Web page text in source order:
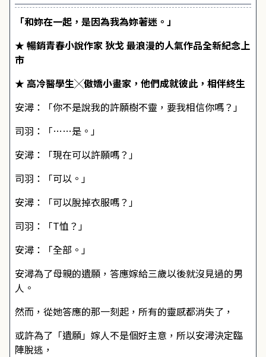
「和妳在一起，是因為我為妳著迷。」
★ 暢銷青春小說作家 狄戈 最浪漫的人氣作品全新紀念上
市
★ 高冷醫學生╳傲嬌小畫家，他們成就彼此，相伴終生
安潯：「你不是說我的許願樹不靈，要我相信你嗎？」
司羽：「……是。」
安潯：「現在可以許願嗎？」
司羽：「可以。」
安潯：「可以脫掉衣服嗎？」
司羽：「T恤？」
安潯：「全部。」
安潯為了母親的遺願，答應嫁給三歲以後就沒見過的男
人。
然而，從她答應的那一刻起，所有的靈感都消失了，
或許為了「遺願」嫁人不是個好主意，所以安潯決定臨
陣脫逃，